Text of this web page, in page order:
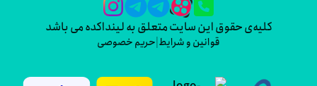
کلیه‌ی حقوق این سایت متعلق به لینداکده می باشد
قوانین و شرایط |حریم خصوصی